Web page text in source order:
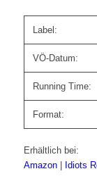
Label:
VÖ-Datum:
Running Time:
Format:
Erhältlich bei:
Amazon
Idiots